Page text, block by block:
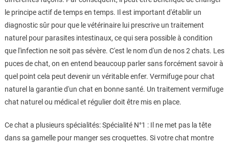
le principe actif de temps en temps. Il est important d'établir un
diagnostic sûr pour que le vétérinaire lui prescrive un traitement
naturel pour parasites intestinaux, ce qui sera possible à condition
que l'infection ne soit pas sévère. C'est le nom d'un de nos 2 chats. Les
puces de chat, on en entend beaucoup parler sans forcément savoir à
quel point cela peut devenir un véritable enfer. Vermifuge pour chat
naturel la garantie d'un chat en bonne santé. Un traitement vermifuge
chat naturel ou médical et régulier doit être mis en place.
Ce chat a plusieurs spécialités: Spécialité N°1 : Il ne met pas la tête
dans sa gamelle pour manger ses croquettes. Si votre chat montre